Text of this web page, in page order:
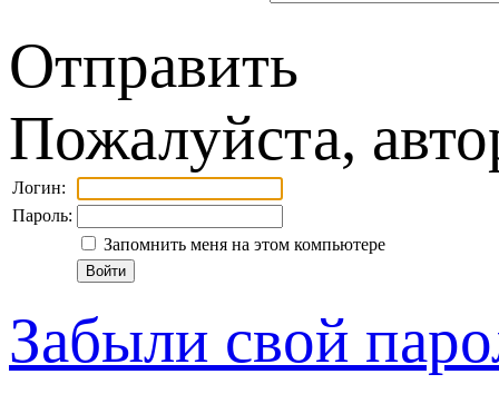
Отправить
Пожалуйста,
Логин:
Пароль:
Запомнить меня на этом компьютере
Забыли свой